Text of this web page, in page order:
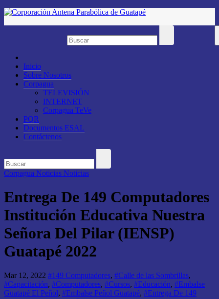
Saltar
Inicio
Sobre Nosotros
Corpagua
TELEVISIÓN
INTERNET
Corpagua TeVe
PQR
Documentos ESAL
Contáctenos
Corpagua Noticias Noticias
Entrega De 149 Computadores
Institución Educativa Nuestra
Señora Del Pilar (IENSP)
Guatapé 2022
Mar 12, 2022 #149 Computadores, #Calle de las Sombrillas,
#Capacitación, #Computadores, #Cursos, #Educación, #Embalse
Guatapé El Peñol, #Embalse Peñol Guatapé, #Entrega De 149